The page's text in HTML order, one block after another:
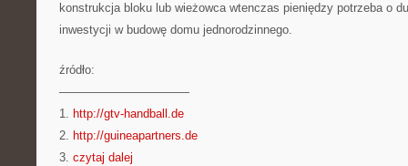
konstrukcja bloku lub wieżowca wtenczas pieniędzy potrzeba o
inwestycji w budowę domu jednorodzinnego.
źródło:
———————————
1. http://gtv-handball.de
2. http://guineapartners.de
3. czytaj dalej